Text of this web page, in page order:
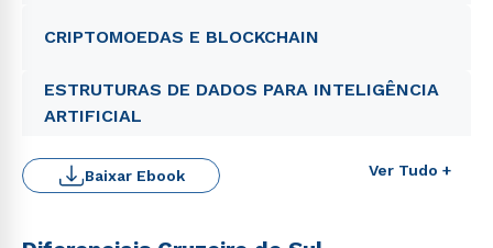
CRIPTOMOEDAS E BLOCKCHAIN
ESTRUTURAS DE DADOS PARA INTELIGÊNCIA
ARTIFICIAL
Ver Tudo +
Baixar Ebook